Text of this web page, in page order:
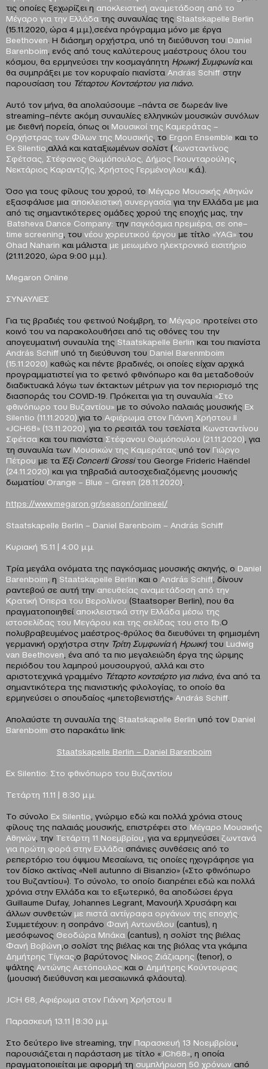
τις οποίες ξεχωρίζει η αποκλειστική αναμετάδοση από το
Μέγαρο για την Ελλάδα της συναυλίας της Staatskapelle Berlin
(15.11.2020, ώρα 4 μ.μ.),σεένα πρόγραμμα μόνο με έργα
Beethoven . Η διάσημη ορχήστρα, υπό τη διεύθυνση του Daniel
Barenboim , ενός από τους καλύτερους μαέστρους όλου του
κόσμου, θα ερμηνεύσει την κοσμαγάπητη Ηρωική Συμφωνίακαι
θα συμπράξει με τον κορυφαίο πιανίστα András Schiff στην
παρουσίαση του Τέταρτου Κοντσέρτου για πιάνο.
Αυτό τον μήνα, θα απολαύσουμε –πάντα σε δωρεάν live
streaming–πέντε ακόμη συναυλίες ελληνικών μουσικών συνόλων
με διεθνή πορεία, όπως οι Μουσικοί της Καμεράτας –
Ορχήστρας των Φίλων της Μουσικής , το Εrgon Ensemble και το
Εx Silentio ,αλλά και καταξιωμένων σολίστ (Kωνσταντίνος
Σφέτσας, Στέφανος Θωμόπουλος, Δήμος Γκουνταρούλης
Νεκτάριος Καραντζής, Χρήστος Γερμένογλου κ.ά.).
Όσο για τους φίλους του χορού, το Μέγαρο Μουσικής Αθηνών
εξασφάλισε μια αποκλειστική συνεργασία για την Ελλάδα με μια
από τις σημαντικότερες ομάδες χορού της εποχής μας, την
Batsheva Dance Company: την παγκόσμια πρεμιέρα, σε οne–
time screening , του νέου χορευτικού έργου με τίτλο «YAG» του
Ohad Naharin και μάλιστα με μειωμένο ηλεκτρονικό εισιτήριο
(21.11.2020, ώρα 9:00 μ.μ.).
Megaron Online
ΣΥΝΑΥΛΙΕΣ
Για τις βραδιές του φετινού Νοέμβρη, το Μέγαρο προτείνει στο
κοινό του να παρακολουθήσει από τις οθόνες του την
απογευματινή συναυλία της Staatskapelle Berlin και του πιανίστα
Αndrás Schiff υπό τη διεύθυνση του Daniel Barenmboim
(15.11.2020) καθώς και πέντε βραδινές, οι οποίες είχαν αρχικά
προγραμματιστεί για το φετινό φθινόπωρο και θα μεταδοθούν
διαδικτυακά λόγω των έκτακτων μέτρων για τον περιορισμό της
διασποράς του COVID-19. Πρόκειται για τη συναυλία «Στο
φθινόπωρο του Βυζαντίου» με το σύνολο παλαιάς μουσικής Ex
Silentio (11.11.2020) ,για το Αφιέρωμα στον Γιάννη Χρήστου II
«JCH68» (13.11.2020) , για το ρεσιτάλ του τσελίστα Κωνσταντίνου
Σφέτσα και του πιανίστα Στέφανου Θωμόπουλου (21.11.2020) , για
τη συναυλία των Μουσικών της Καμεράτας υπό τον Γιώργο
Πέτρου με τα Έξι Concerti Grossiτου George Frideric Haëndel
(24.11.2020) και για τηβραδιά αυτοσχεδιαζόμενης μουσικής
δωματίου Orange – Blue – Green (28.11.2020)
https://www.megaron.gr/season/onlineel/
Staatskapelle Berlin – Daniel Barenboim – András Schiff
Κυριακή 15.11 | 4:00 μ.μ.
Τρία μεγάλα ονόματα της παγκόσμιας μουσικής σκηνής, ο Daniel
Barenboim , η Staatskapelle Berlin και ο András Schiff , δίνουν
ραντεβού σε αυτή την απευθείας αναμετάδοση από την
Κρατική Όπερα του Βερολίνου (Staatsoper Berlin), που θα
πραγματοποιηθεί αποκλειστικά στην Ελλάδα μέσω της
ιστοσελίδας του Μεγάρου και της σελίδας του στο fb .Ο
πολυβραβευμένος μαέστρος-θρύλος θα διευθύνει τη φημισμένη
γερμανική ορχήστρα στην Τρίτη Συμφωνίαή Ηρωικήτου Ludwig
van Beethoven , ένα από τα πιο μεγαλειώδη έργα της ώριμης
περιόδου του λαμπρού μουσουργού, αλλά και στο
αριστοτεχνικά γραμμένο Τέταρτο κοντσέρτο για πιάνο, ένα από τα
σημαντικότερα της πιανιστικής φιλολογίας, το οποίο θα
ερμηνεύσει ο σπουδαίος «μπετοβενιστής» András Schiff
Aπολαύστε τη συναυλία της Staatskapelle Berlin υπό τον Daniel
Barenboim στο παρακάτω link:
Staatskapelle Berlin – Daniel Barenboim
Ex Silentio: Στο φθινόπωρο του Βυζαντίου
Τετάρτη 11.11 | 8:30 μ.μ.
Το σύνολο Ex Silentio , γνώριμο εδώ και πολλά χρόνια στους
φίλους της παλαιάς μουσικής, επιστρέφει στο Μέγαρο Μουσικής
Αθηνών , την Τετάρτη 11 Νοεμβρίου , για να ερμηνεύσει ζωντανά
για πρώτη φορά στην Ελλάδα σπάνιες συνθέσεις από το
ρεπερτόριο του όψιμου Μεσαίωνα, τις οποίες ηχογράφησε για
τον δίσκο ακτίνας «Nell autunno di Bisanzio» («Στο φθινόπωρο
του Βυζαντίου»). Το σύνολο, το οποίο διαπρέπει εδώ και πολλά
χρόνια στην Ελλάδα και το εξωτερικό, θα αποδώσει έργα
Guillaume Dufay, Johannes Legrant, Μανουήλ Χρυσάφη και
άλλων συνθετών με πιστά αντίγραφα οργάνων της εποχής
Συμμετέχουν: η σοπράνο Φανή Αντωνέλου (cantus), η
μεσόφωνος Θεοδώρα Μπάκα (cantus), η σολίστ της βιέλας
Φανή Βοβώνη ,ο σολίστ της βιέλας και της βιόλας ντα γκάμπα
Δημήτρης Τίγκας ,ο βαρύτονος Νίκος Ζιάζιαρης (tenor), ο
ψάλτης Αντώνης Αετόπουλος και ο Δημήτρης Κούντουρας
(μουσική διεύθυνση και μεσαιωνικά φλάουτα).
JCH 68, Αφιέρωμα στον Γιάννη Χρήστου II
Παρασκευή 13.11 | 8:30 μ.μ.
Στο δεύτερο live streaming, την Παρασκευή 13 Νοεμβρίου
παρουσιάζεται η παράσταση με τίτλο «JCh68» , η οποία
πραγματοποιείται με αφορμή τη συμπλήρωση 50 χρόνων από